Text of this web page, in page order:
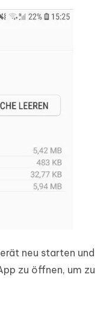
neu starten und
zu öffnen, um zu